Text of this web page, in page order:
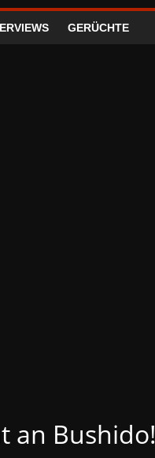
GERÜCHTE
an Bushido!